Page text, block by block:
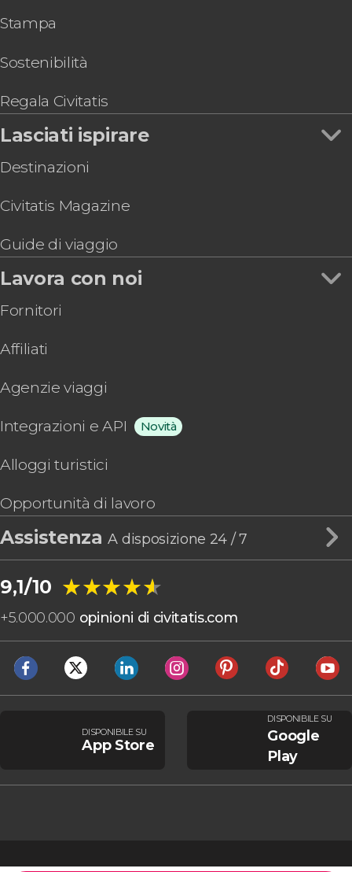
Biglietti per il Cristo Redentore Paisa
Tour della periferia di Medellín in quad
Trekking e zip line all'ecoparco di Los Saltos
Stampa
Sostenibilità
Regala Civitatis
Lasciati ispirare
Destinazioni
Civitatis Magazine
Guide di viaggio
Lavora con noi
Fornitori
Affiliati
Agenzie viaggi
Integrazioni e API Novità
Alloggi turistici
Opportunità di lavoro
AssistenzaA disposizione 24 / 7
9,1/10 ★★★★★
★★★★★
+5.000.000 opinioni di civitatis.com
DISPONIBILE SU
App Store
DISPONIBILE SU
Google
Play